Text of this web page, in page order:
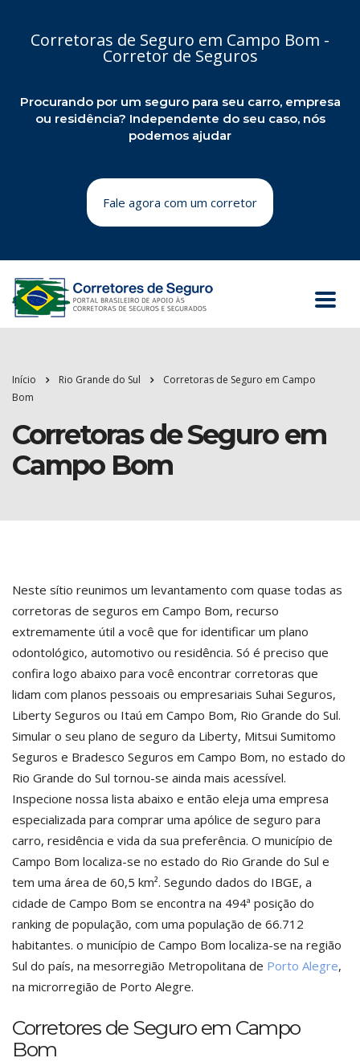
Corretoras de Seguro em Campo Bom -
Corretor de Seguros
Procurando por um seguro para seu carro, empresa
ou residência? Independente do seu caso, nós
podemos ajudar
Fale agora com um corretor
Início Rio Grande do Sul
Corretoras de Seguro em Campo
Bom
Corretoras de Seguro em
Campo Bom
Neste sítio reunimos um levantamento com quase todas as
corretoras de seguros em Campo Bom, recurso
extremamente útil a você que for identificar um plano
odontológico, automotivo ou residência. Só é preciso que
confira logo abaixo para você encontrar corretoras que
lidam com planos pessoais ou empresariais Suhai Seguros,
Liberty Seguros ou Itaú em Campo Bom, Rio Grande do Sul.
Simular o seu plano de seguro da Liberty, Mitsui Sumitomo
Seguros e Bradesco Seguros em Campo Bom, no estado do
Rio Grande do Sul tornou-se ainda mais acessível.
Inspecione nossa lista abaixo e então eleja uma empresa
especializada para comprar uma apólice de seguro para
carro, residência e vida da sua preferência. O município de
Campo Bom localiza-se no estado do Rio Grande do Sul e
tem uma área de 60,5 km². Segundo dados do IBGE, a
cidade de Campo Bom se encontra na 494ª posição do
ranking de população, com uma população de 66.712
habitantes. o município de Campo Bom localiza-se na região
Sul do país, na mesorregião Metropolitana de Porto Alegre,
na microrregião de Porto Alegre.
Corretores de Seguro em Campo
Bom